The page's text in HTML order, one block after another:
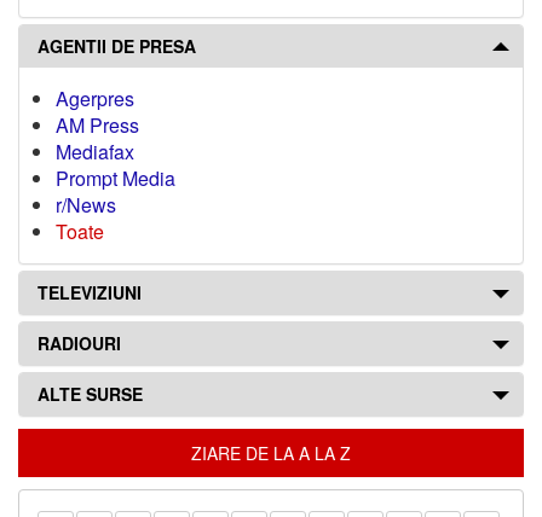
AGENTII DE PRESA
Agerpres
AM Press
Mediafax
Prompt Media
r/News
Toate
TELEVIZIUNI
RADIOURI
ALTE SURSE
ZIARE DE LA A LA Z